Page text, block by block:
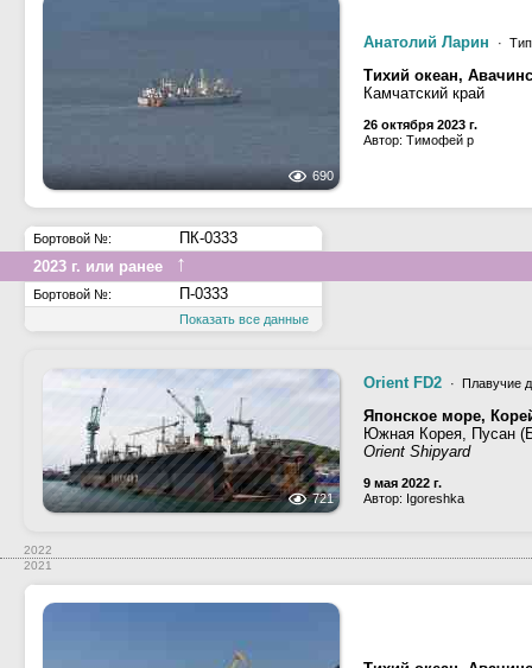
690
Анатолий Ларин ·
Тихий океан,
Камчатский край
26 октября 2023 г.
Автор: Тимофей р
Бортовой №:
ПК-0333
2023 г. или ранее
↑
Бортовой №: П-0333
Показать все данные
721
Orient FD2 · Плавучие
Японское море,
Южная Корея, Пусан
Orient Shipyard
9 мая 2022 г.
Автор: Igoreshka
2022
2021